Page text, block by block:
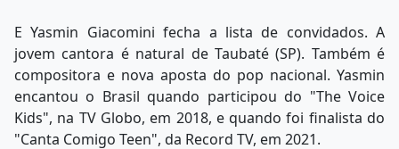
E Yasmin Giacomini fecha a lista de convidados. A
jovem cantora é natural de Taubaté (SP). Também é
compositora e nova aposta do pop nacional. Yasmin
encantou o Brasil quando participou do "The Voice
Kids", na TV Globo, em 2018, e quando foi finalista do
"Canta Comigo Teen", da Record TV, em 2021.